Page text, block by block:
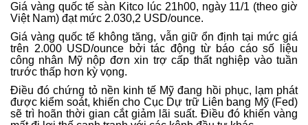
Giá vàng quốc tế sàn Kitco lúc 21h00, ngày 11/1 (theo giờ
Việt Nam) đạt mức 2.030,2 USD/ounce.
Giá vàng quốc tế không tăng, vẫn giữ ổn định tại mức giá
trên 2.000 USD/ounce bởi tác động từ báo cáo số liệu
công nhân Mỹ nộp đơn xin trợ cấp thất nghiệp vào tuần
trước thấp hơn kỳ vọng.
Điều đó chứng tỏ nền kinh tế Mỹ đang hồi phục, lạm phát
được kiểm soát, khiến cho Cục Dự trữ Liên bang Mỹ (Fed)
sẽ trì hoãn thời gian cắt giảm lãi suất. Điều đó khiến vàng